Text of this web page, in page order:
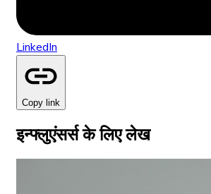
LinkedIn
Copy link
इन्फ्लुएंसर्स के लिए लेख